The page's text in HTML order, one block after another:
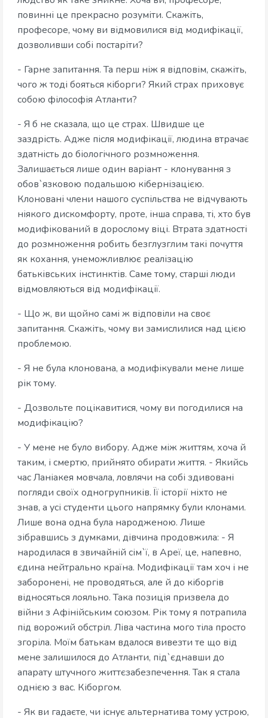
повинні це прекрасно розуміти. Скажіть,
професоре, чому ви відмовилися від модифікації,
дозволивши собі постаріти?
- Гарне запитання. Та перш ніж я відповім, скажіть,
чого ж тоді бояться кіборги? Який страх приховує
собою філософія Атланти?
- Я б не сказала, що це страх. Швидше це
заздрість. Адже після модифікації, людина втрачає
здатність до біологічного розмноження.
Залишається лише один варіант - клонування з
обов`язковою подальшою кібернізацією.
Клоновані члени нашого суспільства не відчувають
ніякого дискомфорту, проте, інша справа, ті, хто був
модифікований в дорослому віці. Втрата здатності
до розмноження робить безглузглим такі почуття
як кохання, унеможливлює реалізацію
батьківських інстинктів. Саме тому, старші люди
відмовляються від модифікації.
- Що ж, ви щойно самі ж відповіли на своє
запитання. Скажіть, чому ви замислилися над цією
проблемою.
- Я не була клонована, а модифікували мене лише
рік тому.
- Дозвольте поцікавитися, чому ви погодилися на
модифікацію?
- У мене не було вибору. Адже між життям, хоча й
таким, і смертю, прийнято обирати життя. - Якийсь
час Ланіакея мовчала, ловлячи на собі здивовані
погляди своїх одногрупників. Її історії ніхто не
знав, а усі студенти цього напрямку були клонами.
Лише вона одна була народженою. Лише
зібравшись з думками, дівчина продовжила: - Я
народилася в звичайній сім`ї, в Ареї, це, напевно,
єдина нейтрально країна. Модифікації там хоч і не
заборонені, не проводяться, але й до кіборгів
відносяться лояльно. Така позиція призвела до
війни з Афінійським союзом. Рік тому я потрапила
під ворожий обстріл. Ліва частина мого тіла просто
згоріла. Моїм батькам вдалося вивезти те що від
мене залишилося до Атланти, під`єднавши до
апарату штучного життєзабезпечення. Так я стала
однією з вас. Кіборгом.
- Як ви гадаєте, чи існує альтернатива тому устрою,